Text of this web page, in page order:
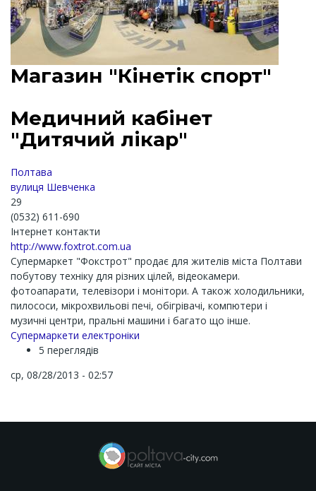
Магазин "Кінетік спорт"
Медичний кабінет
"Дитячий лікар"
Полтава
вулиця Шевченка
29
(0532) 611-690
Інтернет контакти
http://www.foxtrot.com.ua
Супермаркет "Фокстрот" продає для жителів міста Полтави
побутову техніку для різних цілей, відеокамери.
фотоапарати, телевізори і монітори. А також холодильники,
пилососи, мікрохвильові печі, обігрівачі, компютери і
музичні центри, пральні машини і багато що інше.
Супермаркети електроніки
5 переглядів
ср, 08/28/2013 - 02:57